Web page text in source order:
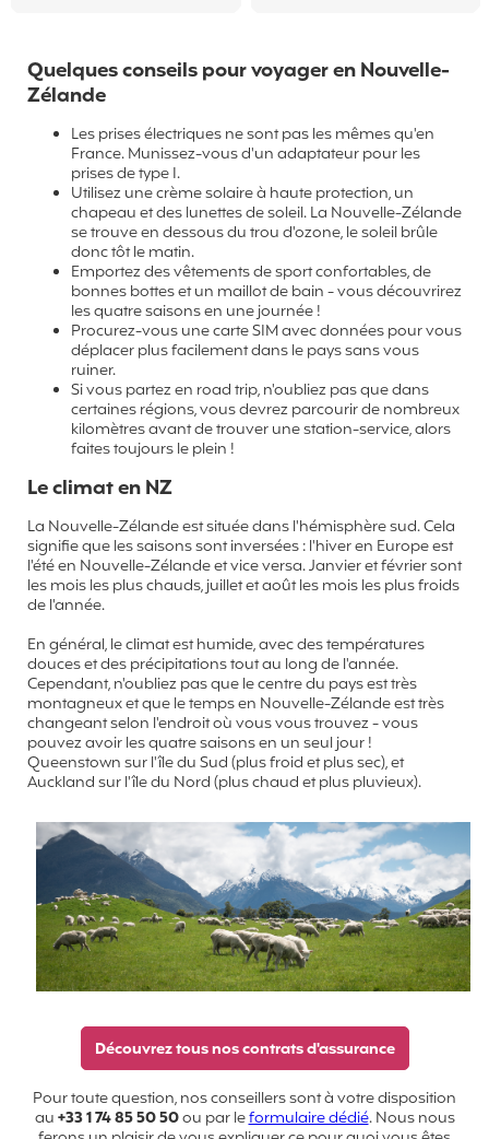
Quelques conseils pour voyager en Nouvelle-
Zélande
Les prises électriques ne sont pas les mêmes qu'en
France. Munissez-vous d'un adaptateur pour les
prises de type I.
Utilisez une crème solaire à haute protection, un
chapeau et des lunettes de soleil. La Nouvelle-Zélande
se trouve en dessous du trou d'ozone, le soleil brûle
donc tôt le matin.
Emportez des vêtements de sport confortables, de
bonnes bottes et un maillot de bain - vous découvrirez
les quatre saisons en une journée !
Procurez-vous une carte SIM avec données pour vous
déplacer plus facilement dans le pays sans vous
ruiner.
Si vous partez en road trip, n'oubliez pas que dans
certaines régions, vous devrez parcourir de nombreux
kilomètres avant de trouver une station-service, alors
faites toujours le plein !
Le climat en NZ
La Nouvelle-Zélande est située dans l'hémisphère sud. Cela
signifie que les saisons sont inversées : l'hiver en Europe est
l'été en Nouvelle-Zélande et vice versa. Janvier et février sont
les mois les plus chauds, juillet et août les mois les plus froids
de l'année.
En général, le climat est humide, avec des températures
douces et des précipitations tout au long de l'année.
Cependant, n'oubliez pas que le centre du pays est très
montagneux et que le temps en Nouvelle-Zélande est très
changeant selon l'endroit où vous vous trouvez - vous
pouvez avoir les quatre saisons en un seul jour !
Queenstown sur l'île du Sud (plus froid et plus sec), et
Auckland sur l'île du Nord (plus chaud et plus pluvieux).
Découvrez tous nos contrats d'assurance
Pour toute question, nos conseillers sont à votre disposition
au+33 1 74 85 50 50ou par leformulaire dédié. Nous nous